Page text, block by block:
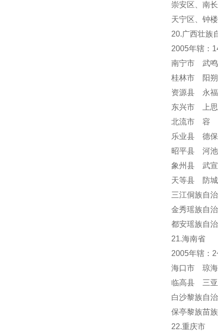
崇安区、南
天宁区
钟
20.广西壮族
2005年辖：
南宁市 武
桂林市 阳
资源县 永
东兴市 上
北流市 容
乐业县 德
昭平县 河
象州县 武
天等县 防
三江侗族自
金秀瑶族自
都安瑶族自
21.海南省
2005年辖：
海口市 琼
临高县 三
白沙黎族自
保亭黎族苗
22.重庆市